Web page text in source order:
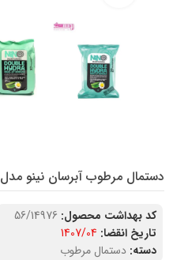
دستمال مرطوب آبرسان نینو مدل Double Hydra بسته 27 عددی
کد بهداشت محصول: 56/14976
تاریخ انقضا: 1407/04
دسته: دستمال مرطوب